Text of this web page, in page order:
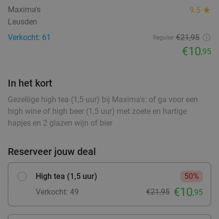
food
Verkocht: 28
uur) bij Sophias Coffee
Di Wo Vr
Za
Sophias Coffee
Barneveld
26%
High Tea (1,5 uur) voor €25,50 p.p.
Maxima's 9.5 star
Leusden
Verkocht: 61
Regulier €21,95
€10,95
In het kort
Gezellige high tea (1,5 uur) bij Maxima's: of ga voor een
high wine of high beer (1,5 uur) met zoete en hartige
hapjes en 2 glazen wijn of bier
Reserveer jouw deal
High tea (1,5 uur)
50%
Verkocht: 49
€21,95 €10,95